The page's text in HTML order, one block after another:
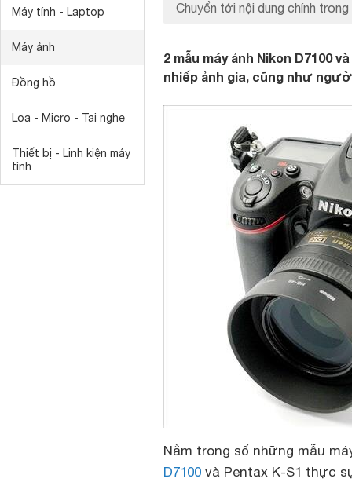
Máy tính - Laptop
Máy ảnh
Đồng hồ
Loa - Micro - Tai nghe
Thiết bị - Linh kiện máy
tính
Chuyển tới nội dung chính trong
2 mẫu máy ảnh Nikon D7100
nhiếp ảnh gia, cũng như
Nằm trong số những mẫu
D7100 và Pentax K-S1 thực